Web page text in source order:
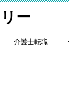
ー
介護士転職